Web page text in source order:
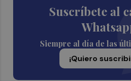
Suscríbete al
Siempre al día de las
¡Quiero